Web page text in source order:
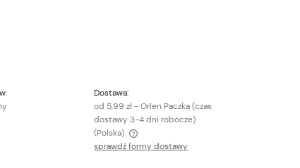
Dostawa:
od 5,99 zł - Orlen Paczka (czas
dostawy 3-4 dni robocze)
(Polska)
sprawdź formy dostawy